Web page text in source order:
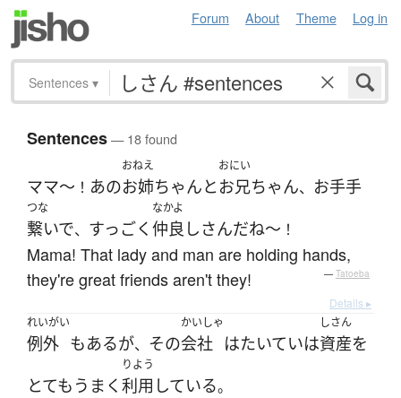
Forum About Theme Log in
Sentences ▾
Sentences— 18 found
ママ～ ！ あの
おねえ
お姉ちゃんと
おにい
お兄ちゃん、 お手手
つな
繋いで、 すっごく
なかよ
仲良しさんだね～ ！
Mama! That lady and man are holding hands,
they're great friends aren't they!
— Tatoeba
Details ▸
れいがい
例外 もあるが、 その
かいしゃ
会社 はたいていは
しさん
資産を
とても うまく
りよう
利用 している。